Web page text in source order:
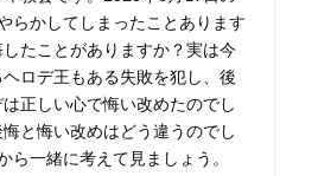
らかしてしまったことあります
たことがありますか？実は今
ロデ王もある失敗を犯し、後
正しい心で悔い改めたのでし
と悔い改めはどう違うのでし
ら一緒に考えて見ましょう。